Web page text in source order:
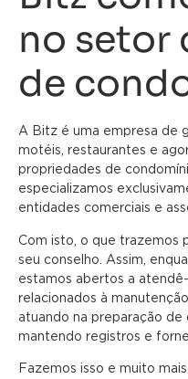
no setor
de
A Bitz é uma empresa de
motéis, restaurantes e
propriedades de
especializamos
entidades comerciais e
Com isto, o que trazemos
seu conselho. Assim,
estamos abertos a
relacionados à
atuando na preparação de
mantendo registros e
Fazemos isso e muito